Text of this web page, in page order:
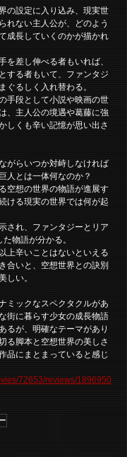
の設定に入り込み、現実世
れない主人公が、どのよう
成長していくのかが描かれ
を差し伸べる者もいれば、
する者もいて、ファンタジ
ぐるしく入れ替わる。
手段として小説や映画の世
、主人公の境遇や葛藤に強
しくも辛い記憶が思い出さ
がらいつか対峙しなければ
人とは一体何なのか？
空想の世界の物語が進展す
ける現実の世界では何が起
され、ファンタジーとリア
物語が分かる。
上辛いことはないといえる
合いと、空想世界との訣別
しい。
ミックなスペクタクルがあ
街に暮らす少女の成長物語
るが、明確なテーマがあり
る脚本と空想世界の美しさ
品にまとまっていると感じ
72653/reviews/1896950